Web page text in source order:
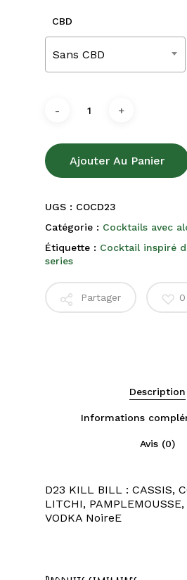
CBD
Sans CBD
Ajouter Au Panier
UGS : COCD23
Catégorie : Cocktails avec
Étiquette : Cocktail inspiré
series
Partager 0
Description
Informations
Avis (0)
D23 KILL BILL : CASSIS,
LITCHI,
VODKA NoireE